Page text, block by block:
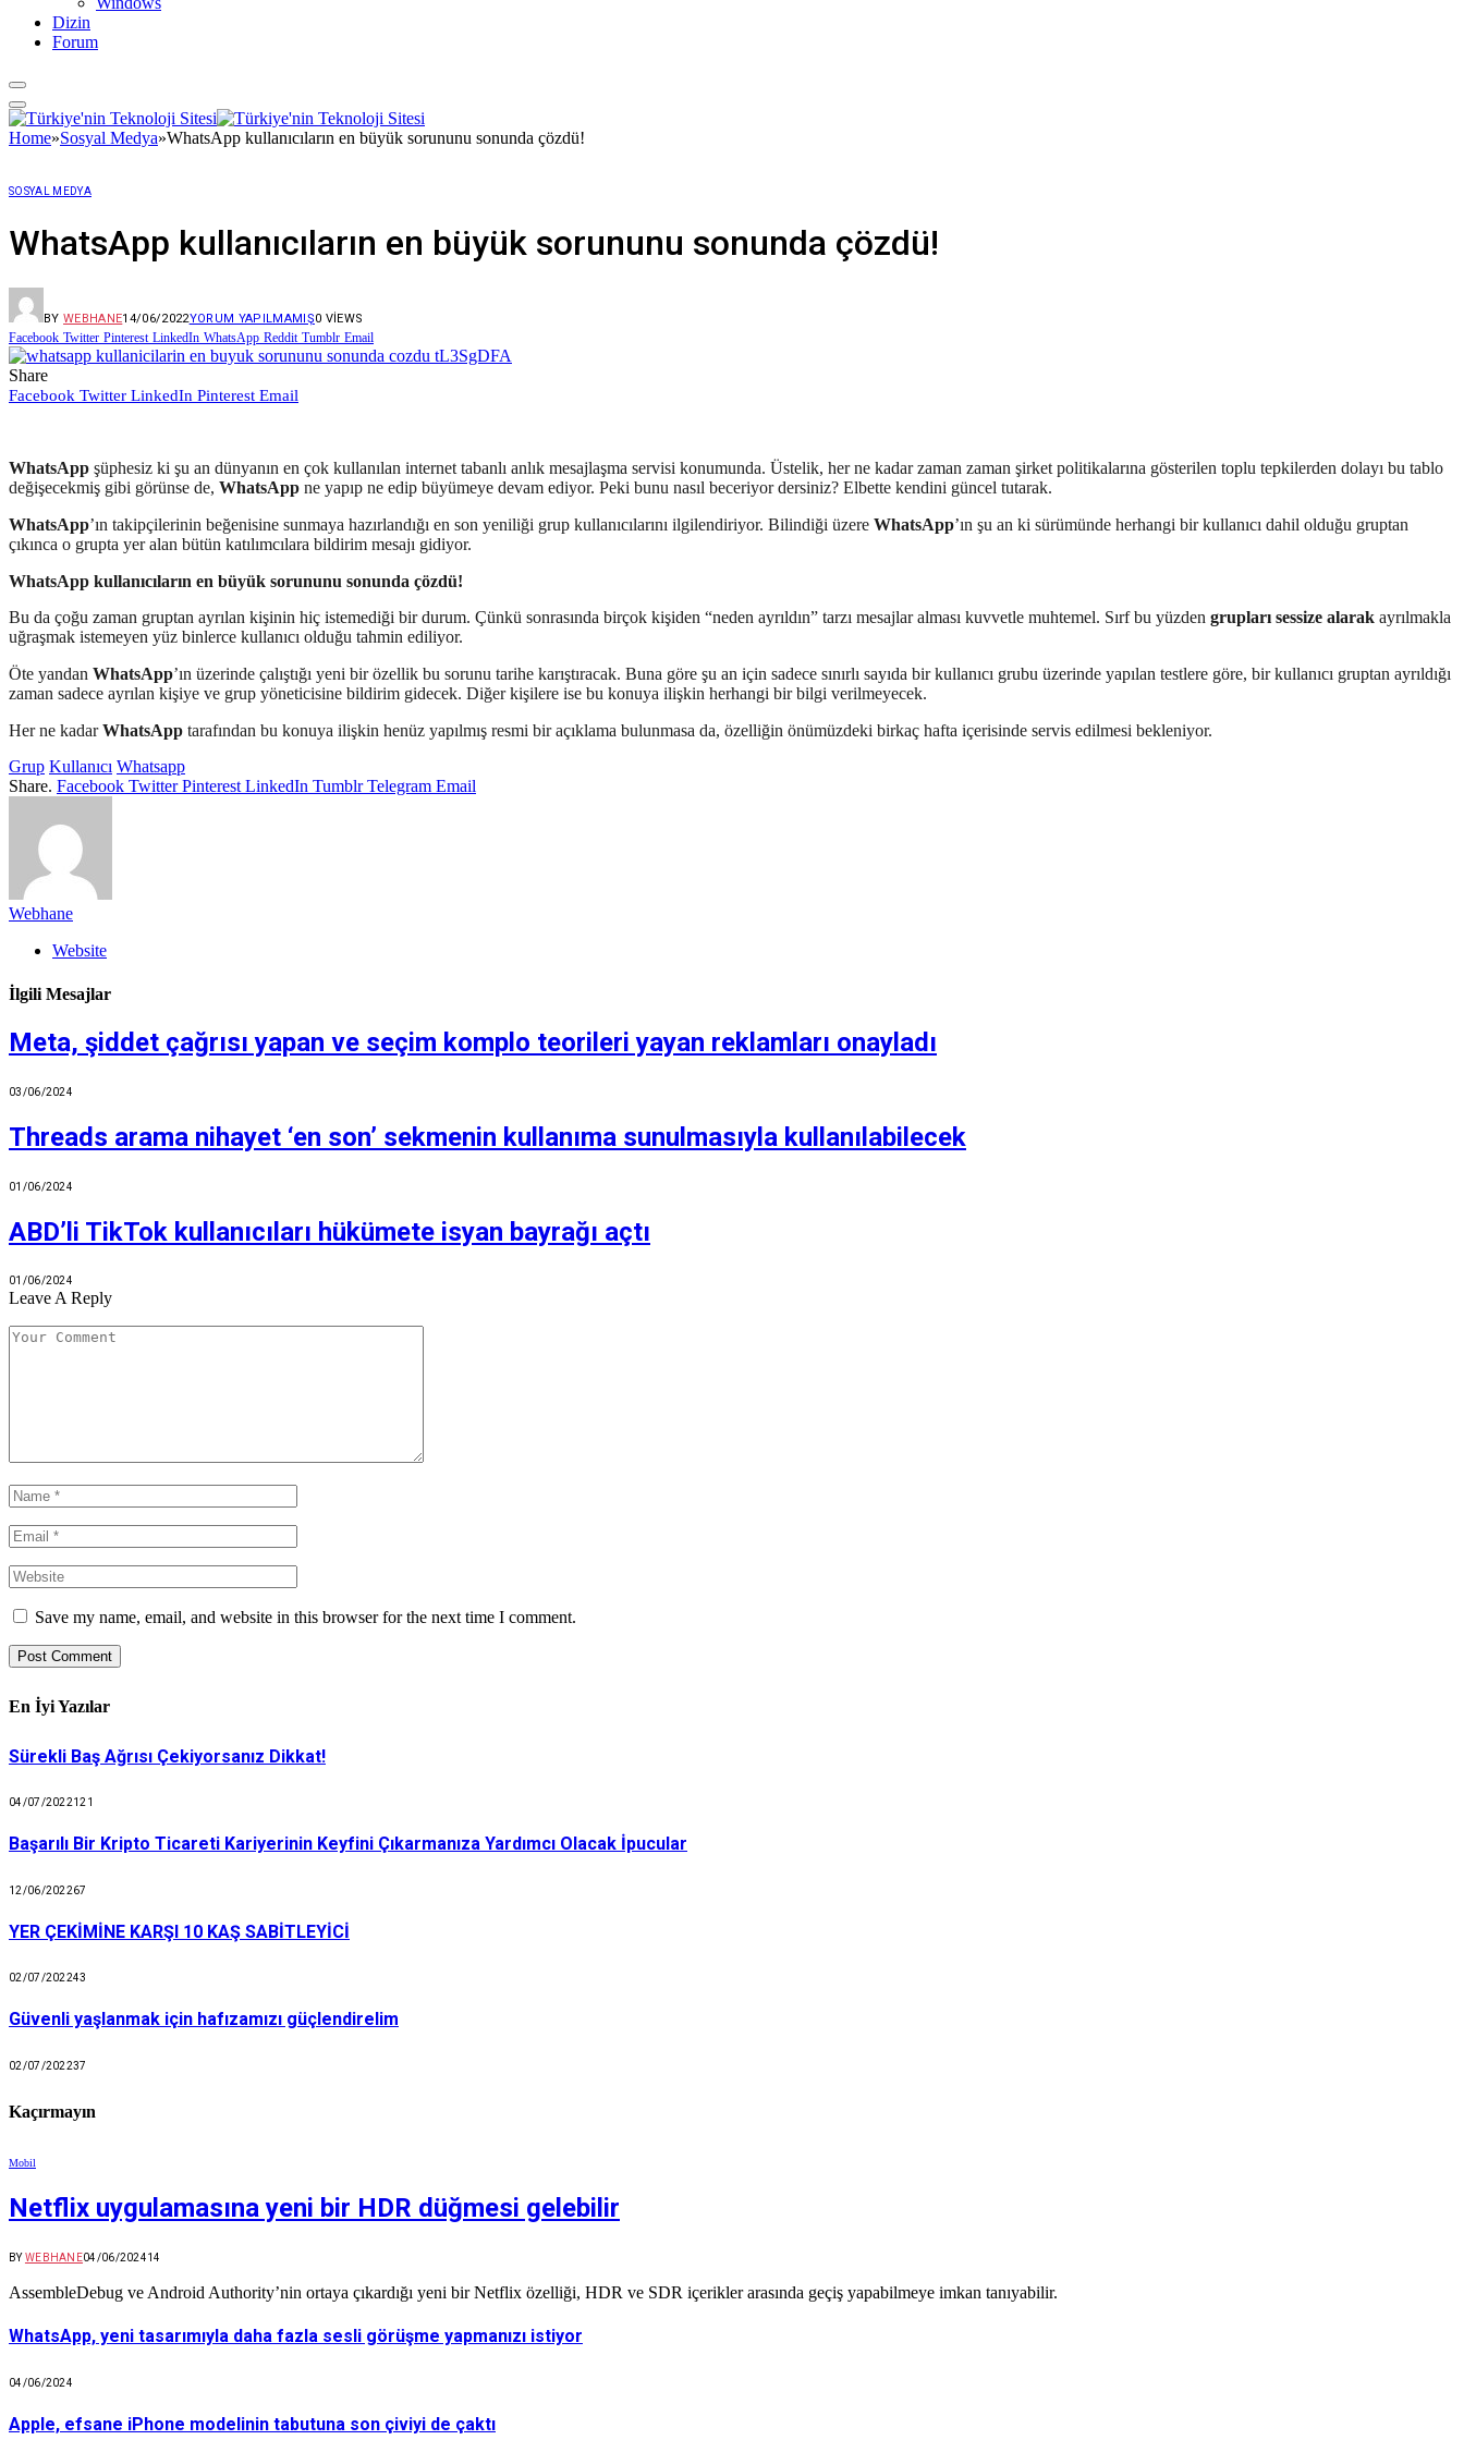
Dizin
Forum
Home»Sosyal Medya»WhatsApp kullanıcıların en büyük sorununu sonunda çözdü!
SOSYAL MEDYA
WhatsApp kullanıcıların en büyük sorununu sonunda çözdü!
BY WEBHANE14/06/2022YORUM YAPILMAMIŞ0 VIEWS
Facebook Twitter Pinterest LinkedIn WhatsApp Reddit Tumblr Email
Share
Facebook Twitter LinkedIn Pinterest Email
WhatsApp şüphesiz ki şu an dünyanın en çok kullanılan internet tabanlı anlık mesajlaşma servisi konumunda. Üstelik, her ne kadar zaman zaman şirket politikalarına gösterilen toplu tepkilerden dolayı bu tablo
değişecekmiş gibi görünse de, WhatsApp ne yapıp ne edip büyümeye devam ediyor. Peki bunu nasıl beceriyor dersiniz? Elbette kendini güncel tutarak.
WhatsApp’ın takipçilerinin beğenisine sunmaya hazırlandığı en son yeniliği grup kullanıcılarını ilgilendiriyor. Bilindiği üzere WhatsApp’ın şu an ki sürümünde herhangi bir kullanıcı dahil olduğu gruptan
çıkınca o grupta yer alan bütün katılımcılara bildirim mesajı gidiyor.
WhatsApp kullanıcıların en büyük sorununu sonunda çözdü!
Bu da çoğu zaman gruptan ayrılan kişinin hiç istemediği bir durum. Çünkü sonrasında birçok kişiden “neden ayrıldın” tarzı mesajlar alması kuvvetle muhtemel. Sırf bu yüzden grupları sessize alarak ayrılmakla
uğraşmak istemeyen yüz binlerce kullanıcı olduğu tahmin ediliyor.
Öte yandan WhatsApp’ın üzerinde çalıştığı yeni bir özellik bu sorunu tarihe karıştıracak. Buna göre şu an için sadece sınırlı sayıda bir kullanıcı grubu üzerinde yapılan testlere göre, bir kullanıcı gruptan ayrıldığı
zaman sadece ayrılan kişiye ve grup yöneticisine bildirim gidecek. Diğer kişilere ise bu konuya ilişkin herhangi bir bilgi verilmeyecek.
Her ne kadarWhatsApp tarafından bu konuya ilişkin henüz yapılmış resmi bir açıklama bulunmasa da, özelliğin önümüzdeki birkaç hafta içerisinde servis edilmesi bekleniyor.
Grup Kullanıcı Whatsapp
Share. Facebook Twitter Pinterest LinkedIn Tumblr Telegram Email
Webhane
Website
İlgili Mesajlar
Meta, şiddet çağrısı yapan ve seçim komplo teorileri yayan reklamları onayladı
03/06/2024
Threads arama nihayet ‘en son’ sekmenin kullanıma sunulmasıyla kullanılabilecek
01/06/2024
ABD’li TikTok kullanıcıları hükümete isyan bayrağı açtı
01/06/2024
Leave A Reply
Save my name, email, and website in this browser for the next time I comment.
En İyi Yazılar
Sürekli Baş Ağrısı Çekiyorsanız Dikkat!
04/07/2022121
Başarılı Bir Kripto Ticareti Kariyerinin Keyfini Çıkarmanıza Yardımcı Olacak İpucular
12/06/202267
YER ÇEKİMİNE KARŞI 10 KAŞ SABİTLEYİCİ
02/07/202243
Güvenli yaşlanmak için hafızamızı güçlendirelim
02/07/202237
Kaçırmayın
Mobil
Netflix uygulamasına yeni bir HDR düğmesi gelebilir
BY WEBHANE04/06/202414
AssembleDebug ve Android Authority’nin ortaya çıkardığı yeni bir Netflix özelliği, HDR ve SDR içerikler arasında geçiş yapabilmeye imkan tanıyabilir.
WhatsApp, yeni tasarımıyla daha fazla sesli görüşme yapmanızı istiyor
04/06/2024
Apple, efsane iPhone modelinin tabutuna son çiviyi de çaktı